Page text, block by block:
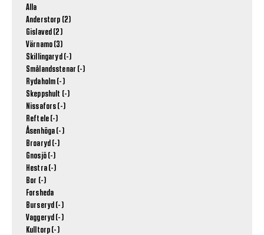
Alla
Anderstorp (2)
Gislaved (2)
Värnamo (3)
Skillingaryd (-)
Smålandsstenar (-)
Rydaholm (-)
Skeppshult (-)
Nissafors (-)
Reftele (-)
Åsenhöga (-)
Broaryd (-)
Gnosjö (-)
Hestra (-)
Bor (-)
Forsheda
Burseryd (-)
Vaggeryd (-)
Kulltorp (-)